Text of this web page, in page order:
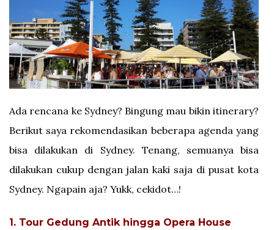
Ada rencana ke Sydney? Bingung mau bikin itinerary?
Berikut saya rekomendasikan beberapa agenda yang
bisa dilakukan di Sydney. Tenang, semuanya bisa
dilakukan cukup dengan jalan kaki saja di pusat kota
Sydney. Ngapain aja? Yukk, cekidot…!
1. Tour Gedung Antik hingga Opera House